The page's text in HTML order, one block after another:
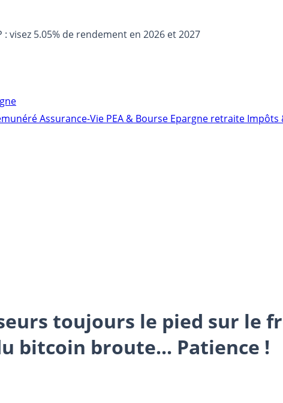
: visez 5.05% de rendement en 2026 et 2027
Assurance-Vie PEA & Bourse Epargne retraite Impôts
toujours le pied sur le
bitcoin broute... Patience !